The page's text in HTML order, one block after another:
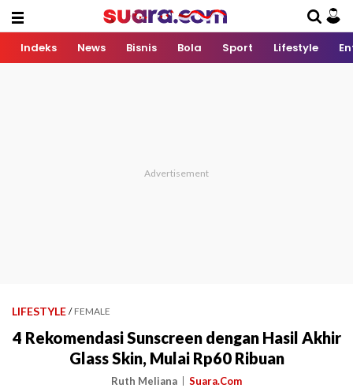
Indeks News Bisnis Bola Sport Lifestyle
LIFESTYLE / FEMALE
4 Rekomendasi Sunscreen dengan Hasil Akhir
Glass Skin, Mulai Rp60 Ribuan
Ruth Meliana Suara.Com